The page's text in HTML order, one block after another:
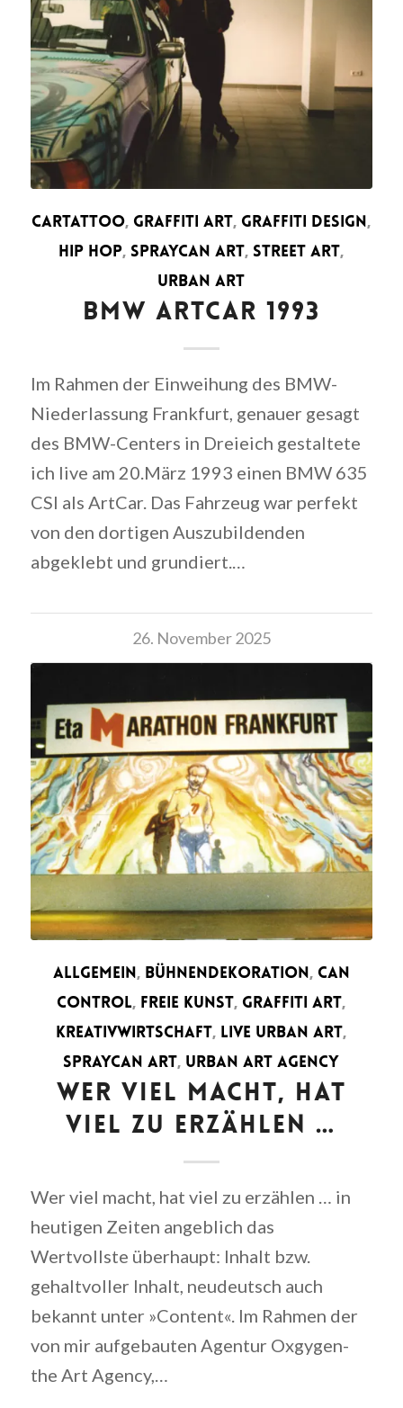
CARTATTOO,GRAFFITI ART,GRAFFITI DESIGN,
HIP HOP, SPRAYCAN ART, STREET ART,
URBAN ART
BMW ARTCAR 1993
Im Rahmen der Einweihung des BMW-
Niederlassung Frankfurt, genauer gesagt
des BMW-Centers in Dreieich gestaltete
ich live am 20.März 1993 einen BMW 635
CSI als ArtCar. Das Fahrzeug war perfekt
von den dortigen Auszubildenden
abgeklebt und grundiert.…
26. November 2025
ALLGEMEIN, BÜHNENDEKORATION, CAN
CONTROL, FREIE KUNST,GRAFFITI ART,
KREATIVWIRTSCHAFT, LIVE URBAN ART,
SPRAYCAN ART, URBAN ART AGENCY
WER VIEL MACHT, HAT
VIEL ZU ERZÄHLEN …
Wer viel macht, hat viel zu erzählen … in
heutigen Zeiten angeblich das
Wertvollste überhaupt: Inhalt bzw.
gehaltvoller Inhalt, neudeutsch auch
bekannt unter »Content«. Im Rahmen der
von mir aufgebauten Agentur Oxgygen-
the Art Agency,…